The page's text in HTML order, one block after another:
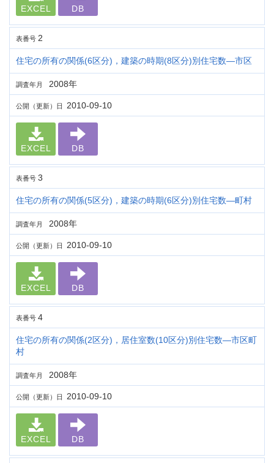
EXCEL DB
表番号 2
住宅の所有の関係(6区分)，建築の時期(8区分)別住宅数―市区
調査年月 2008年
公開（更新）日 2010-09-10
EXCEL DB
表番号 3
住宅の所有の関係(5区分)，建築の時期(6区分)別住宅数―町村
調査年月 2008年
公開（更新）日 2010-09-10
EXCEL DB
表番号 4
住宅の所有の関係(2区分)，居住室数(10区分)別住宅数―市区町
村
調査年月 2008年
公開（更新）日 2010-09-10
EXCEL DB